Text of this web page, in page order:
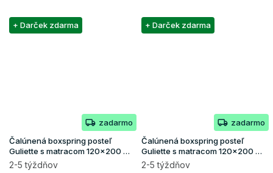
+ Darček zdarma
zadarmo
Čalúnená boxspring posteľ
Guliette s matracom 120x200 -
biela
2-5 týždňov
+ Darček zdarma
zadarmo
Čalúnená boxspring posteľ
Guliette s matracom 120x200 -
ružová
2-5 týždňov